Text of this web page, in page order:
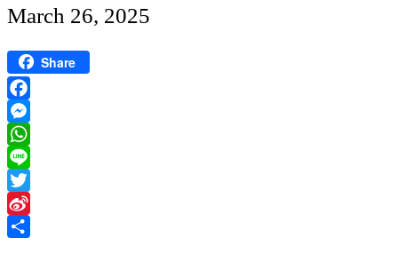
验
Published
March 26, 2025
Share
Facebook
Messenger
WhatsApp
Line
Twitter
Sina